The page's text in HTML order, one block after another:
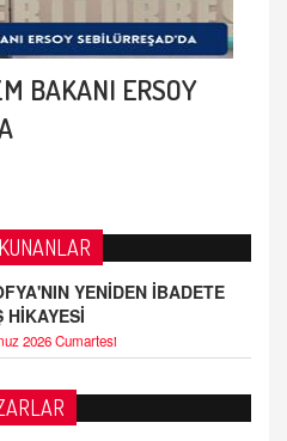
BAKANI ERSOY
YENİDEN İBADETE
HİKAYESİ
2026 Cumartesi
ORTAYA ÇIKARTTIĞI